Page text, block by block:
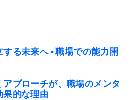
る未来へ - 職場での能力開
アプローチが、職場のメンタ
果的な理由